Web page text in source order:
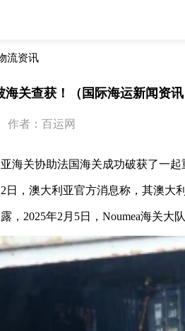
流资讯
关查获！（国际海运新闻资讯
作者：百运网
关协助法国海关成功破获了一起
，澳大利亚官方消息称，其澳大利
2025年2月5日，Noumea海关大